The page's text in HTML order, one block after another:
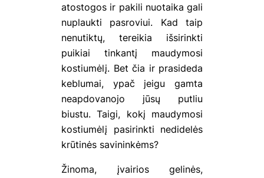
atostogos ir pakili nuotaika gali
nuplaukti pasroviui. Kad taip
nenutiktų, tereikia išsirinkti
puikiai tinkantį maudymosi
kostiumėlį. Bet čia ir prasideda
keblumai, ypač jeigu gamta
neapdovanojo jūsų putliu
biustu. Taigi, kokį maudymosi
kostiumėlį pasirinkti nedidelės
krūtinės savininkėms?
Žinoma, įvairios gelinės,